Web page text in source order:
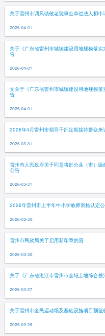
关于雷州市调风镇敬老院事业单位法人拟申
2026-04-01
关于《广东省雷州市城镇建设用地规模落
告
2026-04-01
文关于《广东省雷州市城镇建设用地规模
告
2026-04-01
2026年4月雷州市领导干部定期接待群众来
2026-03-31
雷州市人民政府关于同意将部分县（市）
公告
2026-03-31
2026年雷州市上半年中小学教师资格认定
2026-03-30
雷州市民政局关于启用新印章的函
2026-03-30
关于《广东省湛江市雷州市全域土地综合
2026-03-27
关于雷州市全民运动场及基础设施项目预征
2026-03-26